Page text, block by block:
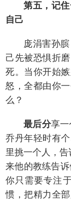
第五，记
自己
庞涓害孙
己先被恐惧折
死。当你开始
怒，全都由你
么？
最后分享一
乔丹年轻时有
里挑一个人，
来他的教练告诉
你只需要专注
惯，把精力全